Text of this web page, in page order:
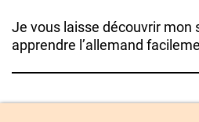
Je vous laisse découvrir mon
apprendre l’allemand